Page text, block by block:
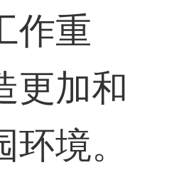
作重
更加和
境。